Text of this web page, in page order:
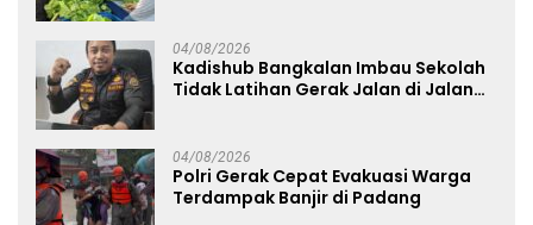
04/08/2026
Kadishub Bangkalan Imbau Sekolah
Tidak Latihan Gerak Jalan di Jalan
04/08/2026
Polri Gerak Cepat Evakuasi Warga
Terdampak Banjir di Padang